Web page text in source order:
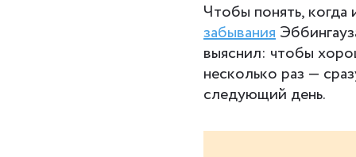
Чтобы понять,
забывания
выяснил: чтобы
несколько раз —
следующий день.